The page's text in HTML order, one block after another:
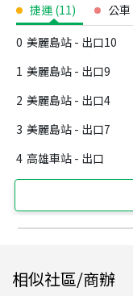
捷運 (11) 公車
0 美麗島站 - 出口10
1 美麗島站 - 出口9
2 美麗島站 - 出口4
3 美麗島站 - 出口7
4 高雄車站 - 出口
相似社區/商辦